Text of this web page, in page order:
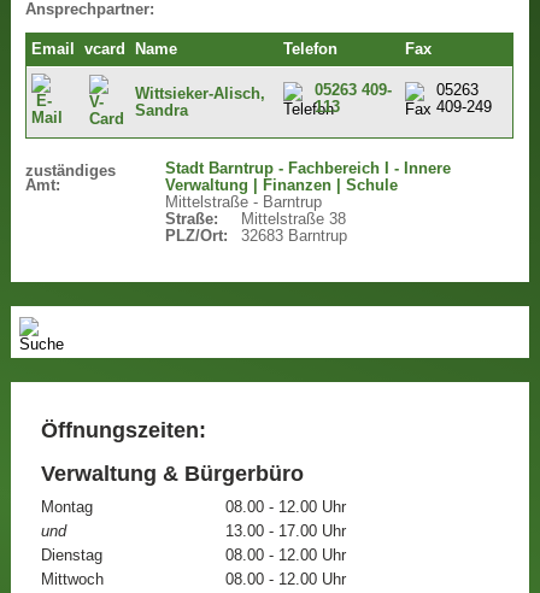
Ansprechpartner:
Email vcard Name Telefon Fax
Wittsieker-Alisch,
Sandra
05263 409-
113
05263
409-249
zuständiges
Amt:
Stadt Barntrup - Fachbereich I - Innere
Verwaltung | Finanzen | Schule
Mittelstraße - Barntrup
Straße:
Mittelstraße 38
PLZ/Ort:
32683 Barntrup
Öffnungszeiten:
Verwaltung & Bürgerbüro
Montag
08.00 - 12.00 Uhr
und
13.00 - 17.00 Uhr
Dienstag
08.00 - 12.00 Uhr
Mittwoch
08.00 - 12.00 Uhr